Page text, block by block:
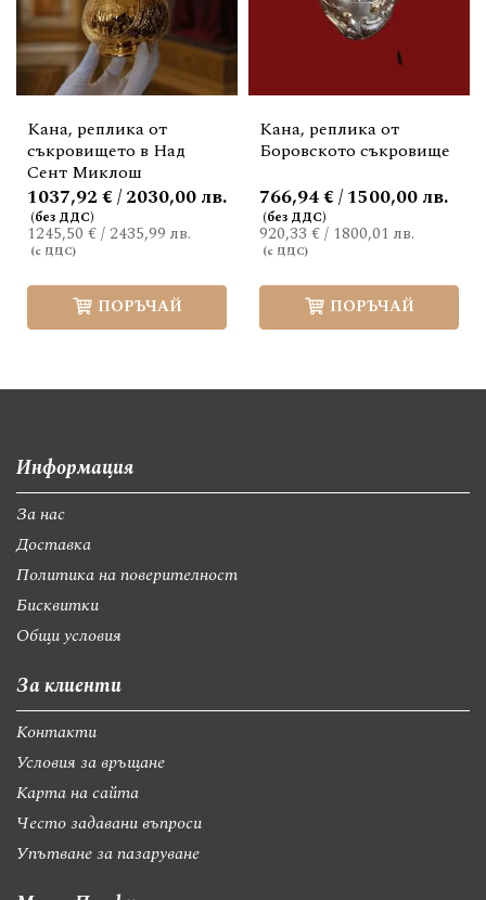
Кана, реплика от
съкровището в Над
Сент Миклош
1245,50 €/2435,99 лв.
1037,92 € / 2030,00 лв.
ПОРЪЧАЙ
Кана, реплика от
Боровското съкровище
920,33 €/ 1800,01 лв.
766,94 € / 1500,00 лв.
ПОРЪЧАЙ
Информация
За нас
Доставка
Политика на поверителност
Бисквитки
Общи условия
За клиенти
Контакти
Условия за връщане
Карта на сайта
Често задавани въпроси
Упътване за пазаруване